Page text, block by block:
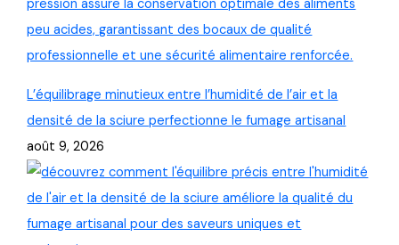
L’équilibrage minutieux entre l’humidité de l’air et la
densité de la sciure perfectionne le fumage artisanal
août 9, 2026